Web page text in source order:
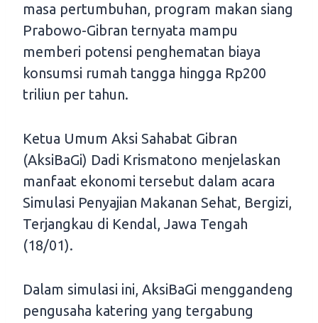
masa pertumbuhan, program makan siang
Prabowo-Gibran ternyata mampu
memberi potensi penghematan biaya
konsumsi rumah tangga hingga Rp200
triliun per tahun.
Ketua Umum Aksi Sahabat Gibran
(AksiBaGi) Dadi Krismatono menjelaskan
manfaat ekonomi tersebut dalam acara
Simulasi Penyajian Makanan Sehat, Bergizi,
Terjangkau di Kendal, Jawa Tengah
(18/01).
Dalam simulasi ini, AksiBaGi menggandeng
pengusaha katering yang tergabung